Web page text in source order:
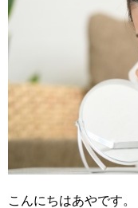
こんにちはあやです。